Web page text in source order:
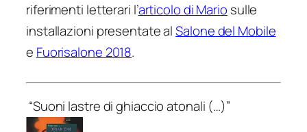
riferimenti letterari l’articolo di Mario sulle
installazioni presentate alSalone del Mobile
e Fuorisalone 2018.
“Suoni lastre di ghiaccio atonali (…)”